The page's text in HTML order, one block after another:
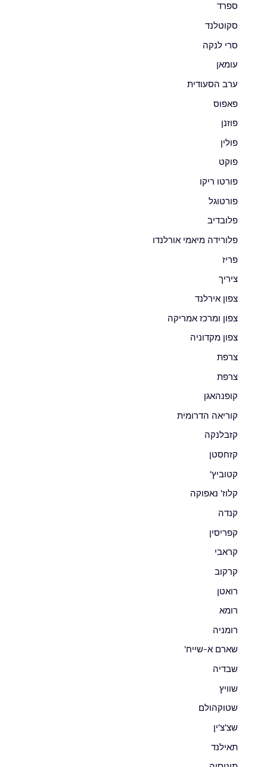
ספרד
סקוטלנד
סרי לנקה
עומאן
ערב הסעודית
פאפוס
פוזנן
פולין
פוקט
פורטו ריקו
פורטוגל
פלובדיב
פלורידה מיאמי אורלנדו
פריז
ציריך
צפון אירלנד
צפון ומרכז אמריקה
צפון מקדוניה
צרפת
צרפת
קופנהאגן
קוריאה הדרומית
קזבלנקה
קזחסטן
קטוביץ'
קלוז' נאפוקה
קנדה
קפריסין
קראבי
קרקוב
רואטן
רומא
רומניה
שארם א-שייח'
שבדיה
שוויץ
שטוקהולם
שצ'צ'ין
תאילנד